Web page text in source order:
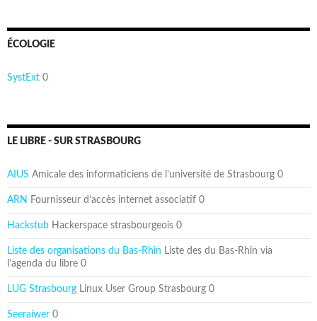
ÉCOLOGIE
SystExt 0
LE LIBRE - SUR STRASBOURG
AIUS Amicale des informaticiens de l’université de Strasbourg 0
ARN Fournisseur d’accès internet associatif 0
Hackstub Hackerspace strasbourgeois 0
Liste des organisations du Bas-Rhin Liste des du Bas-Rhin via
l’agenda du libre 0
LUG Strasbourg Linux User Group Strasbourg 0
Seeraiwer 0